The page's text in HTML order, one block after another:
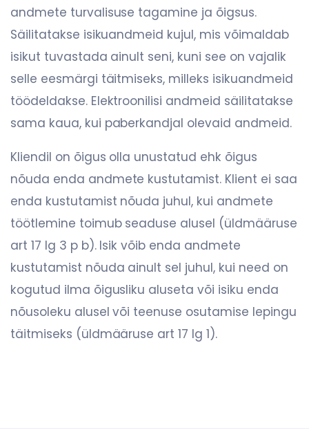
andmete turvalisuse tagamine ja õigsus.
Säilitatakse isikuandmeid kujul, mis võimaldab
isikut tuvastada ainult seni, kuni see on vajalik
selle eesmärgi täitmiseks, milleks isikuandmeid
töödeldakse. Elektroonilisi andmeid säilitatakse
sama kaua, kui paberkandjal olevaid andmeid.
Kliendil on õigus olla unustatud ehk õigus
nõuda enda andmete kustutamist. Klient ei saa
enda kustutamist nõuda juhul, kui andmete
töötlemine toimub seaduse alusel (üldmääruse
art 17 lg 3 p b). Isik võib enda andmete
kustutamist nõuda ainult sel juhul, kui need on
kogutud ilma õigusliku aluseta või isiku enda
nõusoleku alusel või teenuse osutamise lepingu
täitmiseks (üldmääruse art 17 lg 1).